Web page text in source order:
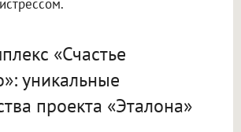
«Счастье
уникальные
проекта «Эталона»